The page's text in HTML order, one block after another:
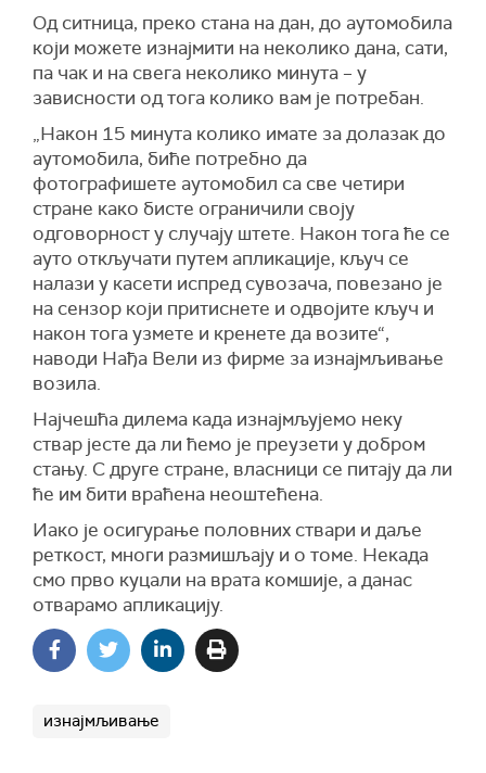
Од ситница, преко стана на дан, до аутомобила
који можете изнајмити на неколико дана, сати,
па чак и на свега неколико минута – у
зависности од тога колико вам је потребан.
„Након 15 минута колико имате за долазак до
аутомобила, биће потребно да
фотографишете аутомобил са све четири
стране како бисте ограничили своју
одговорност у случају штете. Након тога ће се
ауто откључати путем апликације, кључ се
налази у касети испред сувозача, повезано је
на сензор који притиснете и одвојите кључ и
након тога узмете и кренете да возите“,
наводи Нађа Вели из фирме за изнајмљивање
возила.
Најчешћа дилема када изнајмљујемо неку
ствар јесте да ли ћемо је преузети у добром
стању. С друге стране, власници се питају да ли
ће им бити враћена неоштећена.
Иако је осигурање половних ствари и даље
реткост, многи размишљају и о томе. Некада
смо прво куцали на врата комшије, а данас
отварамо апликацију.
изнајмљивање